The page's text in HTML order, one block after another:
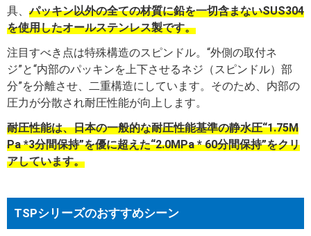
具、パッキン以外の全ての材質に鉛を一切含まないSUS304
を使用したオールステンレス製です。
注目すべき点は特殊構造のスピンドル。“外側の取付ネ
ジ”と“内部のパッキンを上下させるネジ（スピンドル）部
分”を分離させ、二重構造にしています。そのため、内部の
圧力が分散され耐圧性能が向上します。
耐圧性能は、日本の一般的な耐圧性能基準の静水圧“1.75M
Pa *3分間保持”を優に超えた“2.0MPa * 60分間保持”をクリ
アしています。
TSPシリーズのおすすめシーン